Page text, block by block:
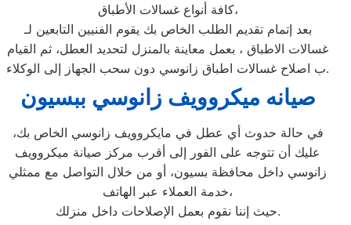
كافة أنواع غسالات الأطباق،
بعد إتمام تقديم الطلب الخاص بك يقوم الفنيين التابعين لـ
غسالات الاطباق ، بعمل معاينة بالمنزل لتحديد العطل، ثم القيام
ب اصلاح غسالات اطباق زانوسي دون سحب الجهاز إلى الوكلاء.
صيانه ميكروويف زانوسي ببسيون
في حالة حدوث أي عطل في مايكروويف زانوسي الخاص بك،
عليك أن تتوجه على الفور إلى أقرب مركز صيانة ميكروويف
زانوسي داخل محافظة بسيون، أو من خلال التواصل مع ممثلي
خدمة العملاء عبر الهاتف،
حيث إننا نقوم بعمل الإصلاحات داخل منزلك.